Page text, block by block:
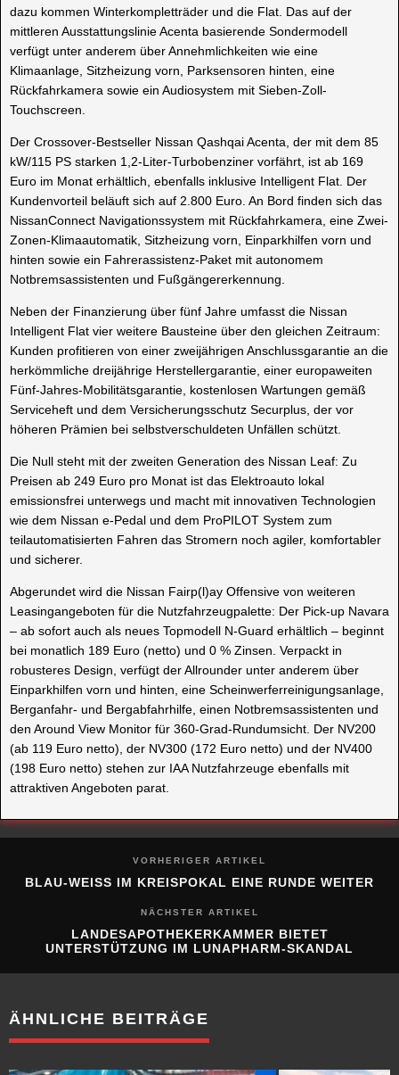
dazu kommen Winterkompletträder und die Flat. Das auf der
mittleren Ausstattungslinie Acenta basierende Sondermodell
verfügt unter anderem über Annehmlichkeiten wie eine
Klimaanlage, Sitzheizung vorn, Parksensoren hinten, eine
Rückfahrkamera sowie ein Audiosystem mit Sieben-Zoll-
Touchscreen.
Der Crossover-Bestseller Nissan Qashqai Acenta, der mit dem 85
kW/115 PS starken 1,2-Liter-Turbobenziner vorfährt, ist ab 169
Euro im Monat erhältlich, ebenfalls inklusive Intelligent Flat. Der
Kundenvorteil beläuft sich auf 2.800 Euro. An Bord finden sich das
NissanConnect Navigationssystem mit Rückfahrkamera, eine Zwei-
Zonen-Klimaautomatik, Sitzheizung vorn, Einparkhilfen vorn und
hinten sowie ein Fahrerassistenz-Paket mit autonomem
Notbremsassistenten und Fußgängererkennung.
Neben der Finanzierung über fünf Jahre umfasst die Nissan
Intelligent Flat vier weitere Bausteine über den gleichen Zeitraum:
Kunden profitieren von einer zweijährigen Anschlussgarantie an die
herkömmliche dreijährige Herstellergarantie, einer europaweiten
Fünf-Jahres-Mobilitätsgarantie, kostenlosen Wartungen gemäß
Serviceheft und dem Versicherungsschutz Securplus, der vor
höheren Prämien bei selbstverschuldeten Unfällen schützt.
Die Null steht mit der zweiten Generation des Nissan Leaf: Zu
Preisen ab 249 Euro pro Monat ist das Elektroauto lokal
emissionsfrei unterwegs und macht mit innovativen Technologien
wie dem Nissan e-Pedal und dem ProPILOT System zum
teilautomatisierten Fahren das Stromern noch agiler, komfortabler
und sicherer.
Abgerundet wird die Nissan Fairp(l)ay Offensive von weiteren
Leasingangeboten für die Nutzfahrzeugpalette: Der Pick-up Navara
– ab sofort auch als neues Topmodell N-Guard erhältlich – beginnt
bei monatlich 189 Euro (netto) und 0 % Zinsen. Verpackt in
robusteres Design, verfügt der Allrounder unter anderem über
Einparkhilfen vorn und hinten, eine Scheinwerferreinigungsanlage,
Berganfahr- und Bergabfahrhilfe, einen Notbremsassistenten und
den Around View Monitor für 360-Grad-Rundumsicht. Der NV200
(ab 119 Euro netto), der NV300 (172 Euro netto) und der NV400
(198 Euro netto) stehen zur IAA Nutzfahrzeuge ebenfalls mit
attraktiven Angeboten parat.
VORHERIGER ARTIKEL
BLAU-WEISS IM KREISPOKAL EINE RUNDE WEITER
NÄCHSTER ARTIKEL
LANDESAPOTHEKERKAMMER BIETET
UNTERSTÜTZUNG IM LUNAPHARM-SKANDAL
ÄHNLICHE BEITRÄGE